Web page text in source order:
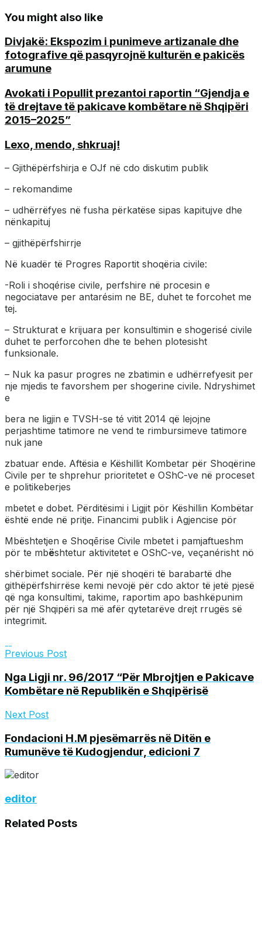
You might also like
Divjakë: Ekspozim i punimeve artizanale dhe
fotografive që pasqyrojnë kulturën e pakicës
arumune
Avokati i Popullit prezantoi raportin “Gjendja e
të drejtave të pakicave kombëtare në Shqipëri
2015–2025”
Lexo, mendo, shkruaj!
– Gjithëpërfshirja e OJf në cdo diskutim publik
– ⁠rekomandime
– ⁠udhërrëfyes në fusha përkatëse sipas kapitujve dhe
nënkapituj
– ⁠gjithëpërfshirrje
Në kuadër të Progres Raportit shoqëria civile:
-Roli i shoqérise civile, perfshire në procesin e
negociatave per antarésim ne BE, duhet te forcohet me
tej.
– Strukturat e krijuara per konsultimin e shogerisé civile
duhet te perforcohen dhe te behen plotesisht
funksionale.
– ⁠Nuk ka pasur progres ne zbatimin e udhërrefyesit per
nje mjedis te favorshem per shogerine civile. Ndryshimet
e
bera ne ligjin e TVSH-se té vitit 2014 që lejojne
perjashtime tatimore ne vend te rimbursimeve tatimore
nuk jane
zbatuar ende. Aftësia e Këshillit Kombetar për Shoqërine
Civile per te shprehur prioritetet e OShC-ve në proceset
e politikeberjes
mbetet e dobet. Përditësimi i Ligjit pör Këshillin Kombëtar
është ende në pritje. Financimi publik i Agjencise pör
Mbështetjen e Shoqērise Civile mbetet i pamjaftueshm
pör te mbështetur aktivitetet e OShC-ve, veçanérisht nö
shërbimet sociale. Për një shoqëri të barabartë dhe
githëpërfshirrëse kemi nevojë për cdo aktor të jetë pjesë
që nga konsultimi, takime, raportim apo bashkëpunim
për një Shqipëri sa më afër qytetarëve drejt rrugës së
integrimit.
Previous Post
Nga Ligji nr. 96/2017 “Për Mbrojtjen e Pakicave
Kombëtare në Republikën e Shqipërisë
Next Post
Fondacioni H.M pjesëmarrës në Ditën e
Rumunëve të Kudogjendur, edicioni 7
editor
Related Posts